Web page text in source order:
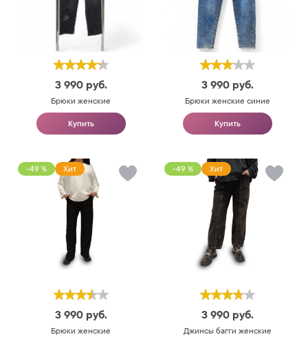
3 990 руб.
Брюки женские
Купить
3 990 руб.
Брюки женские синие
Купить
-49 % Хит
3 990 руб.
Брюки женские
-49 % Хит
3 990 руб.
Джинсы багги женские